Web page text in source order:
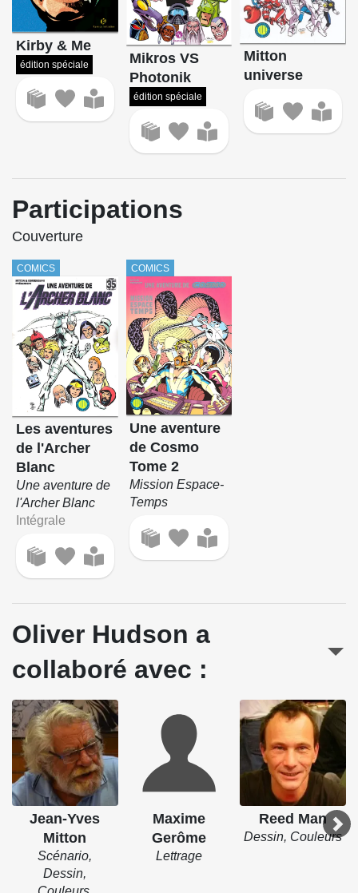
Kirby & Me
édition spéciale
Mikros VS
Photonik
édition spéciale
Mitton
universe
Participations
Couverture
COMICS
Les aventures
de l'Archer
Blanc
Une aventure de
l'Archer Blanc
Intégrale
COMICS
Une aventure
de Cosmo
Tome 2
Mission Espace-
Temps
Oliver Hudson a
collaboré avec :
Jean-Yves
Mitton
Scénario,
Dessin,
Maxime
Gerôme
Lettrage
Reed Man
Dessin, Couleurs